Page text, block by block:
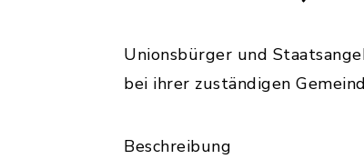
Unionsbürger und
bei ihrer zuständigen
Beschreibung